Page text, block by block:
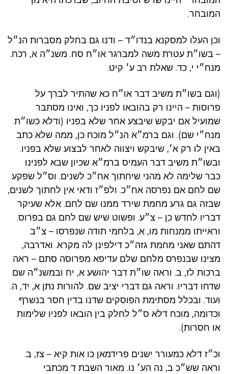
המובחר.
וכן העלו למסקנא בנדו״ד – ודנו גם בחלק מסברות הנ״ל
– בשו״ת עטרת משה למברגר או״ח סח. משנ״ה א, רכח.
מנח״י י, כד. שאלת רב ע׳ קיט.
(וגם בשו״ת משיב דבר או״ח כא שהתיר לברך על
פרוסות – היינו רק בהובאו לפניו כך, ואינו מסתבר
שמועיל אם יבקש שיבצע אחר שלא בפניו (ודלא כשו״ת
מנח״י שם). וגם ברמ״א הנ״ל מוכח כן, ממה שלא כתב
באין לו רק א׳, שיבקש ויצווה לאחר לבצוע שלא בפניו.
ובשו״ת משיב דבר העמיס ברמ״א שכיון שבא לפנינו
כבר שלימה לא מהני שיחתוך אח״כ לשנים. וס״ל שפקע
שם לחם אם נפרסה אח״כ. ולפ״ז ודאי אין לחתוך לשנים,
שבזה גם גרע מחמת שירד ממנו שם לחם. אלא שעיקר
דבריו לחדש כן – צ״ע. ופשוט שיש שם לחם גם בפרוס.
וראייתו ממנחות מו, א, בלחמי תודה שנפרסו – צ״ב
דהתם שאני מחמת גזה״כ דילפינן לה מקרא. ואדרבה,
מצינו שבנפרס מלחם שלם עדיפא מפרוסה סתם – ראה
ברכות לז, ב. וראה שו״ת דבר יהושע א, יח ובמשנ״ה שם
שדחו דבריו. וראה גם דברי יציב שם. להורות נתן א, יד, ה.
ועוד. ובכלל מסתימת הפוסקים שדנו בדין חסר בנשרף
וכדומה, מוכח דלא ס״ל לחלק בין הובאו לפניו שלימות
או חסרות).
וכ״ז דלא כמעורר ישנים פרידמאן כו אות קיא – צז, ב.
וראה שש״כ ב, נה הע׳ נו. מאור השבת ד מכתבי